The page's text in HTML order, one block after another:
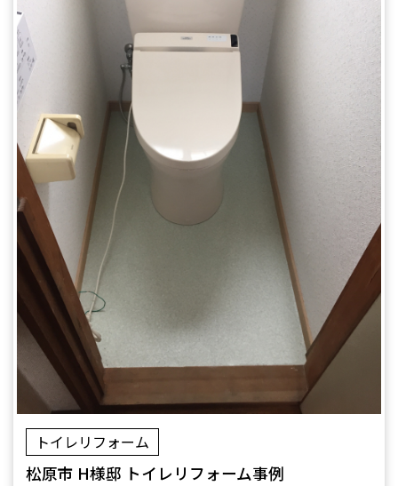
トイレリフォーム
松原市 H様邸 トイレリフォーム事例